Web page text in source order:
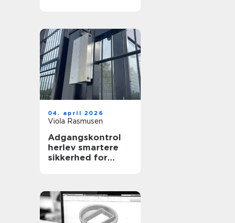
04. april 2026
Viola Rasmusen
Adgangskontrol
herlev smartere
sikkerhed for